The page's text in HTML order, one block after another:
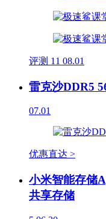
评测 11 08.01
雷克沙DDR5
07.01
优惠直达 >
小米智能存储
共享存储